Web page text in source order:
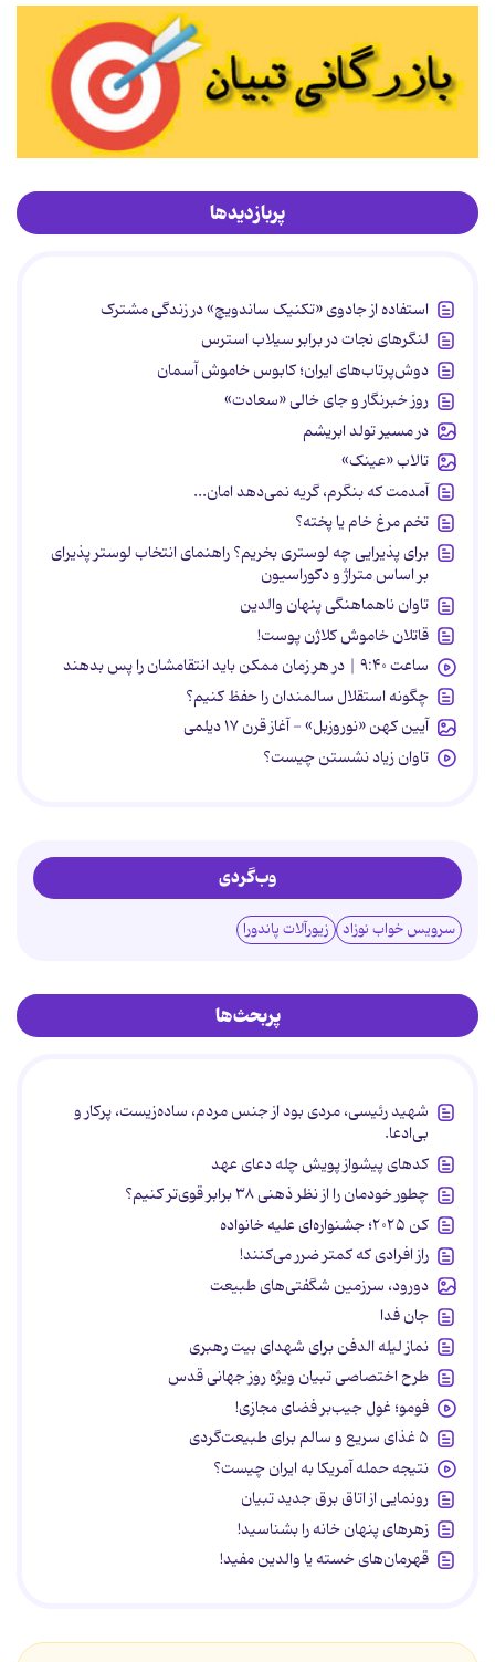
پربازدیدها
استفاده از جادوی «تکنیک ساندویچ» در زندگی مشترک
لنگرهای نجات در برابر سیلاب استرس
دوش‌پرتاب‌های ایران؛ کابوس خاموش آسمان
روز خبرنگار و جای خالی «سعادت»
در مسیر تولد ابریشم
تالاب «عینک»
آمدمت که بنگرم، گریه نمی‌دهد امان...
تخم مرغ خام یا پخته؟
برای پذیرایی چه لوستری بخریم؟ راهنمای انتخاب لوستر پذیرای
بر اساس متراژ و دکوراسیون
تاوان ناهماهنگی پنهان والدین
قاتلان خاموش کلاژن پوست!
ساعت ۹:۴۰ | در هر زمان ممکن باید انتقامشان را پس بدهند
چگونه استقلال سالمندان را حفظ کنیم؟
آیین کهن «نوروزبل» - آغاز قرن ۱۷ دیلمی
تاوان زیاد نشستن چیست؟
وب‌گردی
سرویس خواب نوزاد زیورآلات پاندورا
پربحث‌ها
شهید رئیسی، مردی بود از جنس مردم، ساده‌زیست، پرکار و
بی‌ادعا.
کدهای پیشواز پویش چله دعای عهد
چطور خودمان را از نظر ذهنی ۳۸ برابر قوی‌تر کنیم؟
کن ۲۰۲۵؛ جشنواره‌ای علیه خانواده
راز افرادی که کمتر ضرر می‌کنند!
دورود، سرزمین شگفتی‌های طبیعت
جان فدا
نماز لیله الدفن برای شهدای بیت رهبری
طرح اختصاصی تبیان ویژه روز جهانی قدس
فومو؛ غول جیب‌بر فضای مجازی!
۵ غذای سریع و سالم برای طبیعت‌گردی
نتیجه حمله آمریکا به ایران چیست؟
رونمایی از اتاق برق جدید تبیان
زهرهای پنهان خانه را بشناسید!
قهرمان‌های خسته یا والدین مفید!